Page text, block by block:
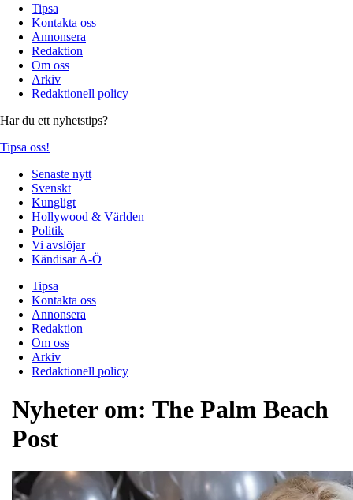
Tipsa
Kontakta oss
Annonsera
Redaktion
Om oss
Arkiv
Redaktionell policy
Har du ett nyhetstips?
Tipsa oss!
Senaste nytt
Svenskt
Kungligt
Hollywood & Världen
Politik
Vi avslöjar
Kändisar A-Ö
Tipsa
Kontakta oss
Annonsera
Redaktion
Om oss
Arkiv
Redaktionell policy
Nyheter om: The Palm Beach
Post